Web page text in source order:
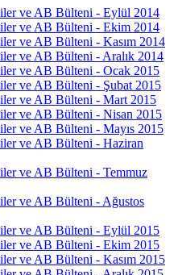
ve AB Bülteni - Eylül 2014
ve AB Bülteni - Ekim 2014
ve AB Bülteni - Kasım 2014
ve AB Bülteni - Aralık 2014
ve AB Bülteni - Ocak 2015
ve AB Bülteni - Şubat 2015
ve AB Bülteni - Mart 2015
ve AB Bülteni - Nisan 2015
ve AB Bülteni - Mayıs 2015
ve AB Bülteni - Haziran
ve AB Bülteni - Temmuz
ve AB Bülteni - Ağustos
ve AB Bülteni - Eylül 2015
ve AB Bülteni - Ekim 2015
ve AB Bülteni - Kasım 2015